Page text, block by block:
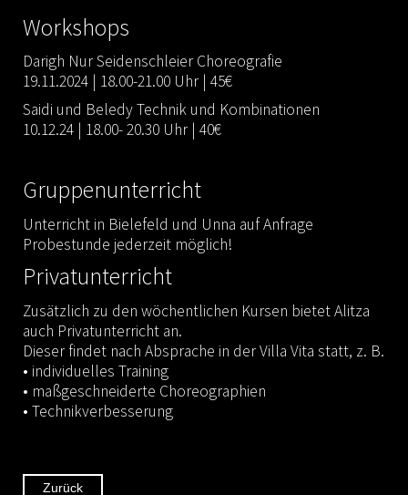
Workshops
Darigh Nur Seidenschleier Choreografie
19.11.2024 | 18.00-21.00 Uhr | 45€
Saidi und Beledy Technik und Kombinationen
10.12.24 | 18.00- 20.30 Uhr | 40€
Gruppenunterricht
Unterricht in Bielefeld und Unna auf Anfrage
Probestunde jederzeit möglich!
Privatunterricht
Zusätzlich zu den wöchentlichen Kursen bietet Alitza
auch Privatunterricht an.
Dieser findet nach Absprache in der Villa Vita statt, z. B.
• individuelles Training
• maßgeschneiderte Choreographien
• Technikverbesserung
Zurück